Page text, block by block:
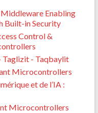
Enabling
Built-in Security
Control &
Taglizit - Taqbaylit
Microcontrollers
et de l’IA :
Microcontrollers